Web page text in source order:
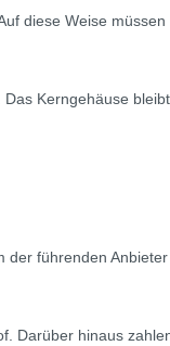
diese Weise
Kerngehäuse
führenden
Darüber hinaus